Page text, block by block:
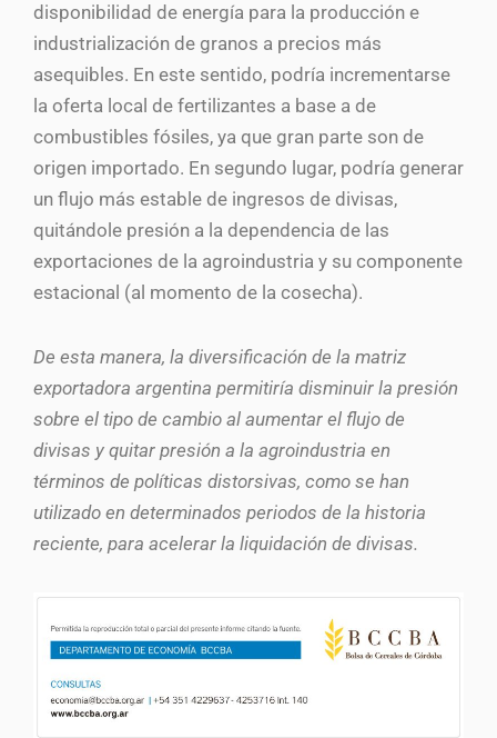
disponibilidad de energía para la producción e
industrialización de granos a precios más
asequibles. En este sentido, podría incrementarse
la oferta local de fertilizantes a base a de
combustibles fósiles, ya que gran parte son de
origen importado. En segundo lugar, podría generar
un flujo más estable de ingresos de divisas,
quitándole presión a la dependencia de las
exportaciones de la agroindustria y su componente
estacional (al momento de la cosecha).
De esta manera, la diversificación de la matriz
exportadora argentina permitiría disminuir la presión
sobre el tipo de cambio al aumentar el flujo de
divisas y quitar presión a la agroindustria en
términos de políticas distorsivas, como se han
utilizado en determinados periodos de la historia
reciente, para acelerar la liquidación de divisas.